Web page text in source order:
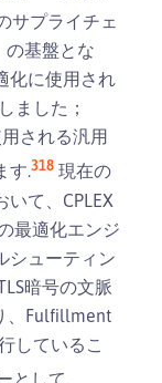
サプライチェ
の基盤とな
化に使用され
ました；
される汎用
す.318 現在の
て、CPLEX
最適化エンジ
シューティン
暗号の文脈
、Fulfillment
しているこ